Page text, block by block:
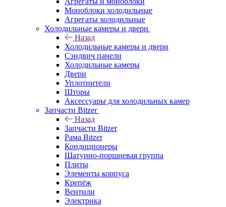
Моноблоки холодильные
Агрегаты холодильные
Холодильные камеры и двери
Назад
Холодильные камеры и двери
Сэндвич панели
Холодильные камеры
Двери
Уплотнители
Шторы
Аксессуары для холодильных камер
Запчасти Bitzer
Назад
Запчасти Bitzer
Рама Bitzer
Кондиционеры
Шатунно-поршневая группа
Плиты
Элементы корпуса
Крепёж
Вентили
Электрика